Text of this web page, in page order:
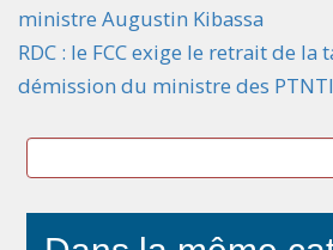
ministre Augustin Kibassa
RDC : le FCC exige le retrait de la
démission du ministre des